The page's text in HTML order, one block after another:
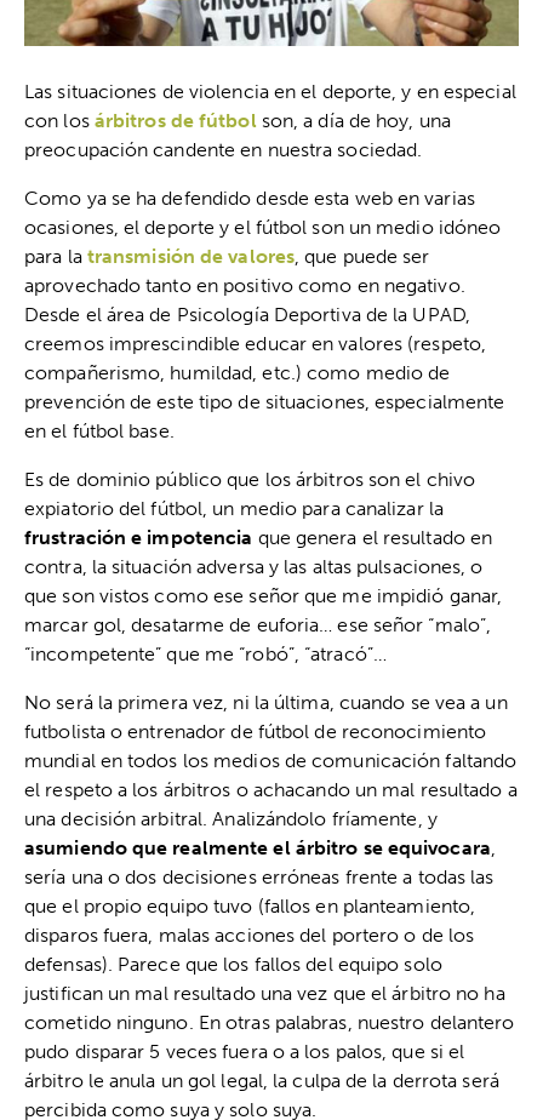
Las situaciones de violencia en el deporte, y en especial
con los árbitros de fútbolson, a día de hoy, una
preocupación candente en nuestra sociedad.
Como ya se ha defendido desde esta web en varias
ocasiones, el deporte y el fútbol son un medio idóneo
para la transmisión de valores, que puede ser
aprovechado tanto en positivo como en negativo.
Desde el área de Psicología Deportiva de la UPAD,
creemos imprescindible educar en valores (respeto,
compañerismo, humildad, etc.) como medio de
prevención de este tipo de situaciones, especialmente
en el fútbol base.
Es de dominio público que los árbitros son el chivo
expiatorio del fútbol, un medio para canalizar la
frustración e impotencia que genera el resultado en
contra, la situación adversa y las altas pulsaciones, o
que son vistos como ese señor que me impidió ganar,
marcar gol, desatarme de euforia… ese señor “malo”,
“incompetente” que me “robó”, “atracó”…
No será la primera vez, ni la última, cuando se vea a un
futbolista o entrenador de fútbol de reconocimiento
mundial en todos los medios de comunicación faltando
el respeto a los árbitros o achacando un mal resultado a
una decisión arbitral. Analizándolo fríamente, y
asumiendo que realmente el árbitro se equivocara,
sería una o dos decisiones erróneas frente a todas las
que el propio equipo tuvo (fallos en planteamiento,
disparos fuera, malas acciones del portero o de los
defensas). Parece que los fallos del equipo solo
justifican un mal resultado una vez que el árbitro no ha
cometido ninguno. En otras palabras, nuestro delantero
pudo disparar 5 veces fuera o a los palos, que si el
árbitro le anula un gol legal, la culpa de la derrota será
percibida como suya y solo suya.